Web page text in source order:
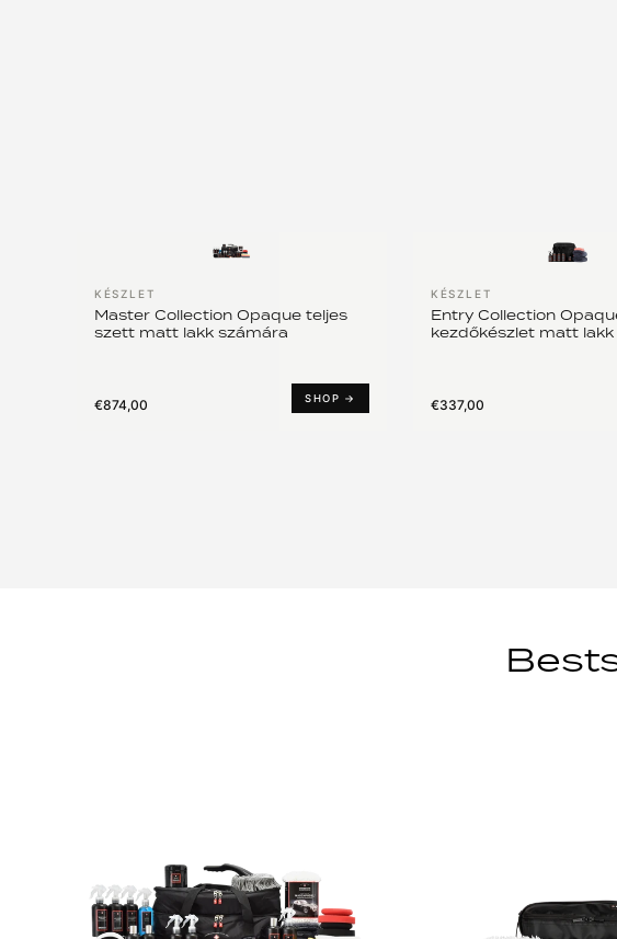
KÉSZLET
Master Collection Opaque teljes
szett matt lakk számára
€874,00 SHOP →
KÉSZLET
Entry Collection
kezdőkészlet matt
€337,00